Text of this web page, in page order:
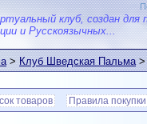
клуб, создан для
и Русскоязычных...
>Клуб Шведская Пальма
товаров Правила покупки